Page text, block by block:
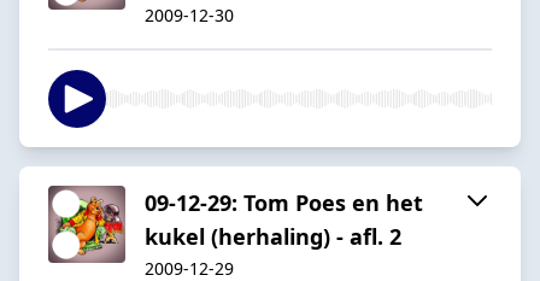
2009-12-30
09-12-29: Tom Poes en het
kukel (herhaling) - afl. 2
2009-12-29